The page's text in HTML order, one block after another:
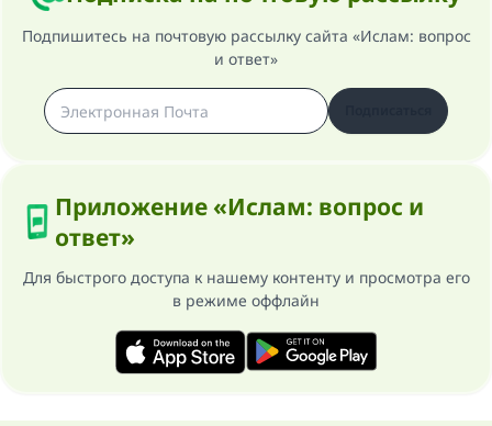
Подпишитесь на почтовую рассылку сайта «Ислам: вопрос
и ответ»
Приложение «Ислам: вопрос и
ответ»
Для быстрого доступа к нашему контенту и просмотра его
в режиме оффлайн